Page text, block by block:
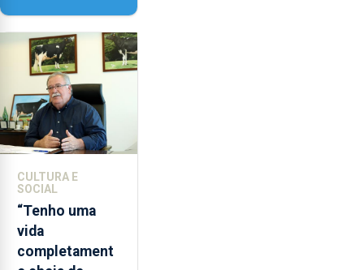
Paisagem’
CULTURA E
SOCIAL
“Tenho uma
vida
completament